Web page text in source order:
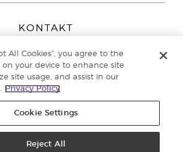
KONTAKT
Peizerweg 97
9727 AJ Groningen
Netherlands
podpora800 144 066
ochrany osobních údajů
All Cookies”, you agree to the
on your device to enhance site
site usage, and assist in our
Privacy Policy
Cookie Settings
Reject All